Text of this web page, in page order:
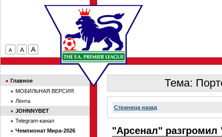
Тема:
Страница назад
"Арсенал" разгромил
Главное
МОБИЛЬНАЯ ВЕРСИЯ
Лента
JOHNNYBET
Telegram-канал
Чемпионат Мира-2026